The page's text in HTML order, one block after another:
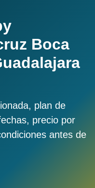
Boca
plan de
precio por
antes de